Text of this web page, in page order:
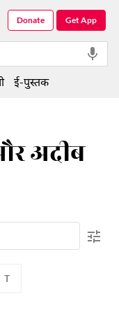
अदीब
T
Get App
Donate
ई-पुस्तक